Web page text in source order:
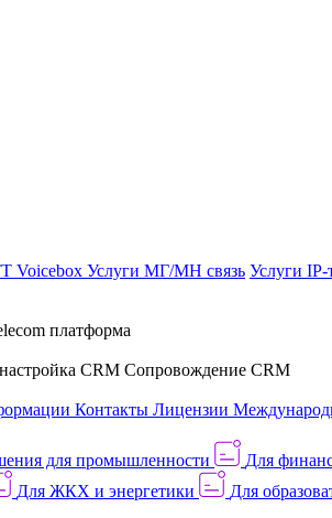
Voicebox Услуги МГ/МН связь Услуги
платформа
CRM Сопровождение CRM
Контакты Лицензии
для промышленности Для
Для ЖКХ и энергетики Для